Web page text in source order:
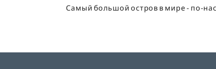
Самый большой остров в мире - по-